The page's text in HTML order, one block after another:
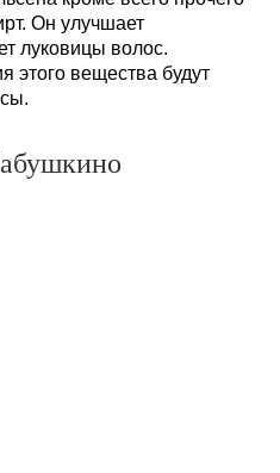
Он улучшает
луковицы волос.
этого вещества будут